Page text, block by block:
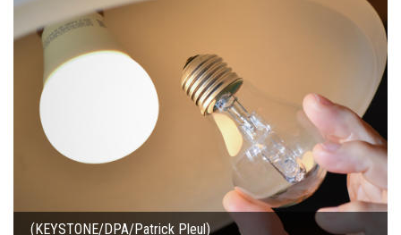
(KEYSTONE/DPA/Patrick Pleul)